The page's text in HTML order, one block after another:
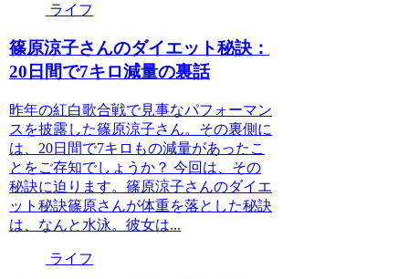
ライフ
篠原涼子さんのダイエット秘訣：
20日間で7キロ減量の裏話
昨年の紅白歌合戦で見事なパフォーマン
スを披露した篠原涼子さん。その裏側に
は、20日間で7キロもの減量があったこ
とをご存知でしょうか？ 今回は、その
秘訣に迫ります。篠原涼子さんのダイエ
ット秘訣篠原さんが体重を落とした秘訣
は、なんと水泳。彼女は...
ライフ